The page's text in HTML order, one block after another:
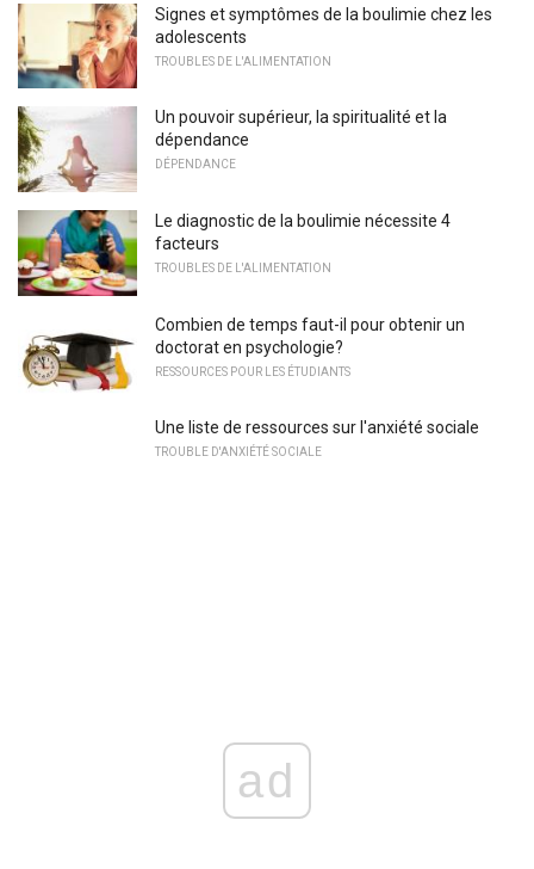
Signes et symptômes de la boulimie chez les
adolescents
TROUBLES DE L'ALIMENTATION
Un pouvoir supérieur, la spiritualité et la
dépendance
DÉPENDANCE
Le diagnostic de la boulimie nécessite 4
facteurs
TROUBLES DE L'ALIMENTATION
Combien de temps faut-il pour obtenir un
doctorat en psychologie?
RESSOURCES POUR LES ÉTUDIANTS
Une liste de ressources sur l'anxiété sociale
TROUBLE D'ANXIÉTÉ SOCIALE
ad